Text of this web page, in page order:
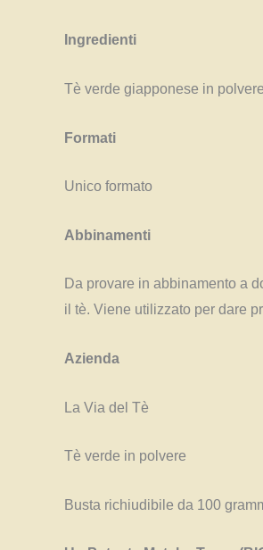
Ingredienti
Tè verde giapponese in
Formati
Unico formato
Abbinamenti
Da provare in abbinamento a
il tè. Viene utilizzato per dare
Azienda
La Via del Tè
Tè verde in polvere
Busta richiudibile da 100